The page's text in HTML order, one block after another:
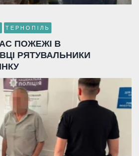
ТЕРНОПІЛЬ
ПОЖЕЖІ В
РЯТУВАЛЬНИКИ